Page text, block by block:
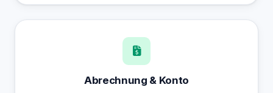
Abrechnung & Konto